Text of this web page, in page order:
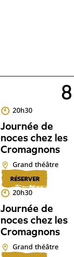
8
20h30
Journée de
noces chez les
Cromagnons
Grand théâtre
RÉSERVER
20h30
Journée de
noces chez les
Cromagnons
Grand théâtre